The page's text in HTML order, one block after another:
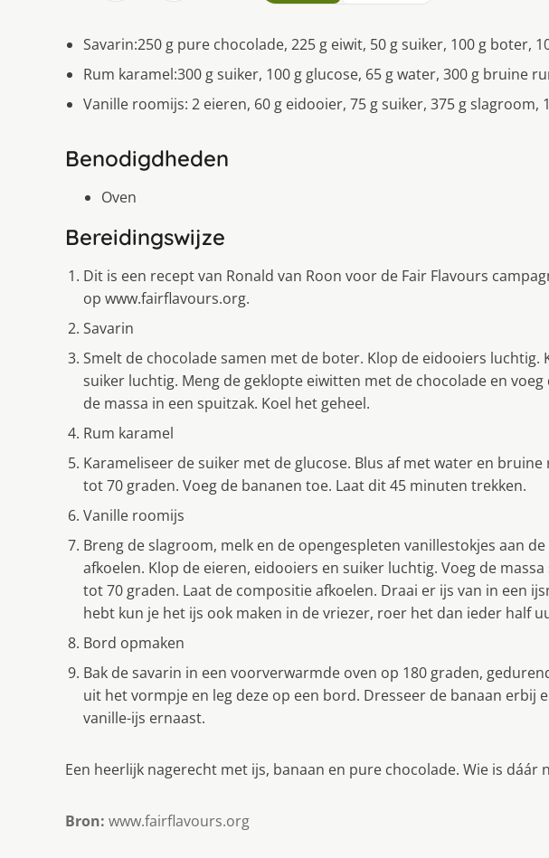
Savarin:250 g pure chocolade, 225 g eiwit, 50 g suiker, 100 g boter,
Rum karamel:300 g suiker, 100 g glucose, 65 g water, 300 g bruine
Vanille roomijs: 2 eieren, 60 g eidooier, 75 g suiker, 375 g slagroom,
Benodigdheden
Oven
Bereidingswijze
Dit is een recept van Ronald van Roon voor de Fair Flavours
op www.fairflavours.org.
Savarin
Smelt de chocolade samen met de boter. Klop de eidooiers luchtig.
suiker luchtig. Meng de geklopte eiwitten met de chocolade en
de massa in een spuitzak. Koel het geheel.
Rum karamel
Karameliseer de suiker met de glucose. Blus af met water en
tot 70 graden. Voeg de bananen toe. Laat dit 45 minuten trekken.
Vanille roomijs
Breng de slagroom, melk en de opengespleten vanillestokjes aan
afkoelen. Klop de eieren, eidooiers en suiker luchtig. Voeg de
tot 70 graden. Laat de compositie afkoelen. Draai er ijs van in een
hebt kun je het ijs ook maken in de vriezer, roer het dan ieder half
Bord opmaken
Bak de savarin in een voorverwarmde oven op 180 graden,
uit het vormpje en leg deze op een bord. Dresseer de banaan erbij
vanille-ijs ernaast.
Een heerlijk nagerecht met ijs, banaan en pure chocolade. Wie is dáár
Bron: www.fairflavours.org